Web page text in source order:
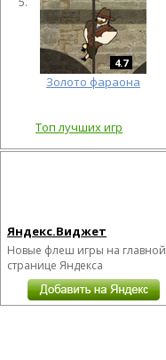
4.7
Золото фараона
Топ лучших игр
Яндекс.Виджет
Новые флеш игры на главной
странице Яндекса